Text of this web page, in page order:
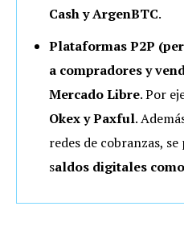
Cash y ArgenBTC.
Plataformas P2P
a compradores y
Mercado Libre. Por
Okex y Paxful.
redes de cobranzas,
saldos digitales